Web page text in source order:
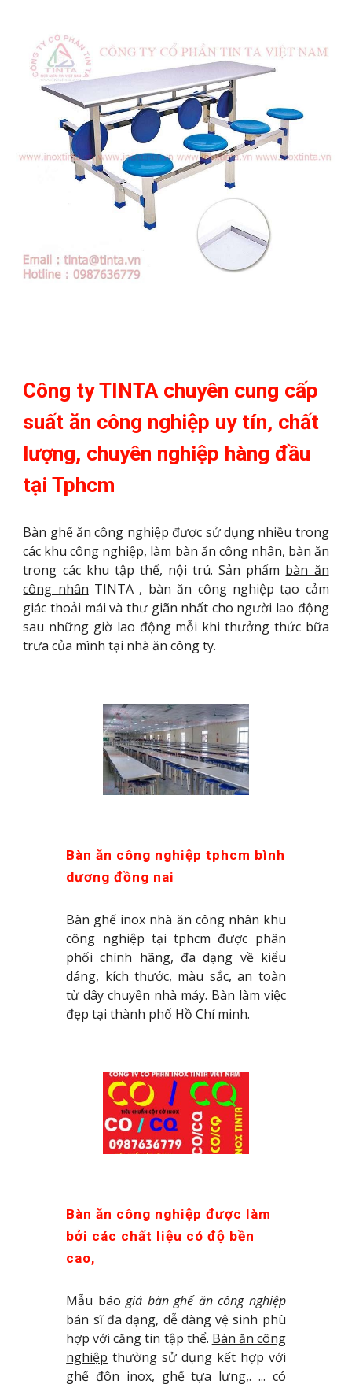
Công ty TINTA chuyên cung cấp
suất ăn công nghiệp uy tín, chất
lượng, chuyên nghiệp hàng đầu
tại Tphcm
Bàn ghế ăn công nghiệp được sử dụng nhiều trong
các khu công nghiệp, làm bàn ăn công nhân, bàn ăn
trong các khu tập thể, nội trú. Sản phẩm bàn ăn
công nhân TINTA , bàn ăn công nghiệp tạo cảm
giác thoải mái và thư giãn nhất cho người lao động
sau những giờ lao động mỗi khi thưởng thức bữa
trưa của mình tại nhà ăn công ty.
Bàn ăn công nghiệp tphcm bình
dương đồng nai
Bàn ghế inox nhà ăn công nhân khu
công nghiệp tại tphcm được phân
phối chính hãng, đa dạng về kiểu
dáng, kích thước, màu sắc, an toàn
từ dây chuyền nhà máy. Bàn làm việc
đẹp tại thành phố Hồ Chí minh.
Bàn ăn công nghiệp được làm
bởi các chất liệu có độ bền
cao,
Mẫu báogiá bàn ghế ăn công nghiệp
bán sĩ đa dạng, dễ dàng vệ sinh phù
hợp với căng tin tập thể. Bàn ăn công
nghiệp thường sử dụng kết hợp với
ghế đôn inox, ghế tựa lưng,. ... có